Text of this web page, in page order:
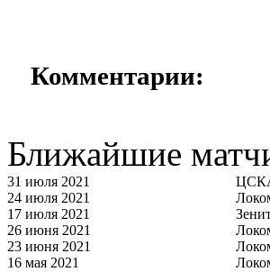
Комментарии:
Ближайшие
31 июля 2021
24 июля 2021
17 июля 2021
26 июня 2021
23 июня 2021
16 мая 2021